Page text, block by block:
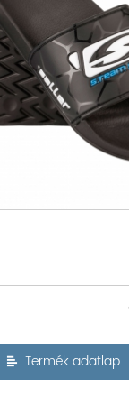
Termék adatlap